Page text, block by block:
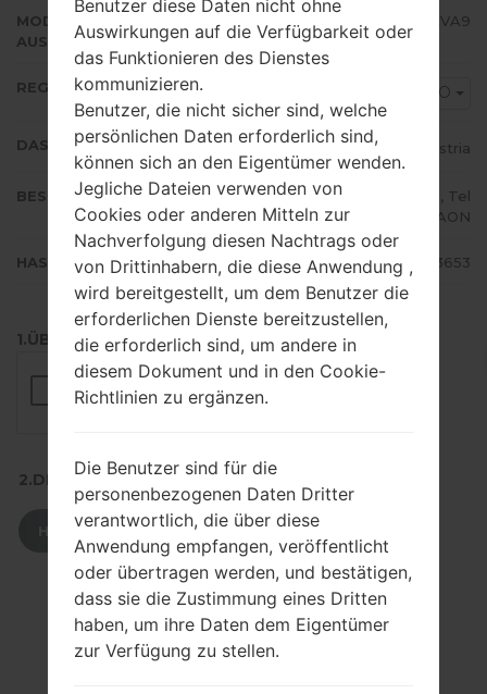
MODEM/CP
AUSFÜHRUNG
N986BXXU3EVA9
REGION ATO
DAS LAND Austria
BESCHREIBUNG
A1, bob, T-Mobile A, Orange AT, Tel
e.Ring, 3, Yesss!, AON
HASH e109ae78c30ed629cecbe236a9a3653
1.ÜBERPRÜFEN SIE AUF RECAPTCHA
2.DRÜCKEN SIE ZUM HERUNTERLADEN
HERUNTERLADEN
Benutzer diese Daten nicht ohne
Auswirkungen auf die Verfügbarkeit oder
das Funktionieren des Dienstes
kommunizieren.
Benutzer, die nicht sicher sind, welche
persönlichen Daten erforderlich sind,
können sich an den Eigentümer wenden.
Jegliche Dateien verwenden von
Cookies oder anderen Mitteln zur
Nachverfolgung diesen Nachtrags oder
von Drittinhabern, die diese Anwendung ,
wird bereitgestellt, um dem Benutzer die
erforderlichen Dienste bereitzustellen,
die erforderlich sind, um andere in
diesem Dokument und in den Cookie-
Richtlinien zu ergänzen.
Die Benutzer sind für die
personenbezogenen Daten Dritter
verantwortlich, die über diese
Anwendung empfangen, veröffentlicht
oder übertragen werden, und bestätigen,
dass sie die Zustimmung eines Dritten
haben, um ihre Daten dem Eigentümer
zur Verfügung zu stellen.